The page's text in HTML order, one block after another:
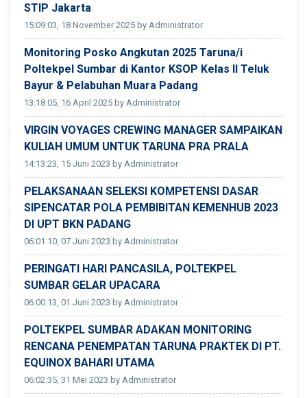
STIP Jakarta
15:09:03, 18 November 2025 by Administrator
Monitoring Posko Angkutan 2025 Taruna/i
Poltekpel Sumbar di Kantor KSOP Kelas II Teluk
Bayur & Pelabuhan Muara Padang
13:18:05, 16 April 2025 by Administrator
VIRGIN VOYAGES CREWING MANAGER SAMPAIKAN
KULIAH UMUM UNTUK TARUNA PRA PRALA
14:13:23, 15 Juni 2023 by Administrator
PELAKSANAAN SELEKSI KOMPETENSI DASAR
SIPENCATAR POLA PEMBIBITAN KEMENHUB 2023
DI UPT BKN PADANG
06:01:10, 07 Juni 2023 by Administrator
PERINGATI HARI PANCASILA, POLTEKPEL
SUMBAR GELAR UPACARA
06:00:13, 01 Juni 2023 by Administrator
POLTEKPEL SUMBAR ADAKAN MONITORING
RENCANA PENEMPATAN TARUNA PRAKTEK DI PT.
EQUINOX BAHARI UTAMA
06:02:35, 31 Mei 2023 by Administrator